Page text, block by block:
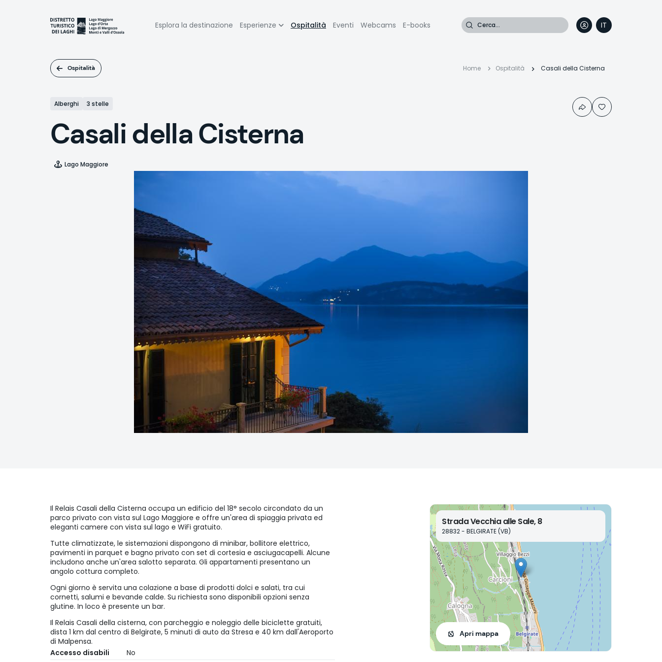
Navigazione
Esplora la destinazione Esperienze Ospitalità Eventi Webcams E-books Cerca
IT
EN
FR
DE
Ospitalità
Briciole
Home Ospitalità Casali della Cisterna
Alberghi 3 stelle
Casali della Cisterna
Lago Maggiore
Il Relais Casali della Cisterna occupa un edificio del 18° secolo circondato da un
parco privato con vista sul Lago Maggiore e offre un'area di spiaggia privata ed
eleganti camere con vista sul lago e WiFi gratuito.
Tutte climatizzate, le sistemazioni dispongono di minibar, bollitore elettrico,
pavimenti in parquet e bagno privato con set di cortesia e asciugacapelli. Alcune
includono anche un'area salotto separata. Gli appartamenti presentano un
angolo cottura completo.
Ogni giorno è servita una colazione a base di prodotti dolci e salati, tra cui
cornetti, salumi e bevande calde. Su richiesta sono disponibili opzioni senza
glutine. In loco è presente un bar.
Il Relais Casali della cisterna, con parcheggio e noleggio delle biciclette gratuiti,
dista 1 km dal centro di Belgirate, 5 minuti di auto da Stresa e 40 km dall'Aeroporto
di Malpensa.
Accesso disabili
No
Strada Vecchia alle Sale, 8
28832 - BELGIRATE (VB)
Apri mappa